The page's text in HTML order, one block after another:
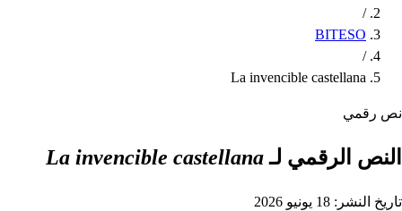
/
BITESO
/
La invencible castellana
نص رقمي
النص الرقمي لـLa invencible castellana
تاريخ النشر: 18 يونيو 2026